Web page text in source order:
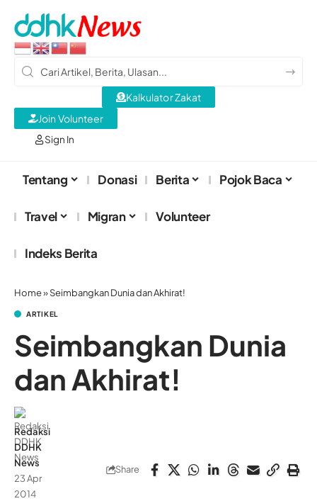
Sign In
Kalkulator Zakat
Join Volunteer
Tentang Donasi Berita Pojok Baca
Travel Migran Volunteer
Indeks Berita
Home»Seimbangkan Dunia dan Akhirat!
ARTIKEL
Seimbangkan Dunia
dan Akhirat!
Redaksi
DDHK
News
23 Apr
2014
Share